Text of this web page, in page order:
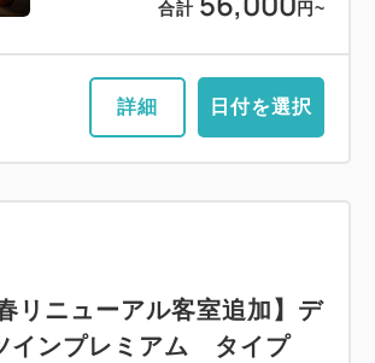
合計 円~
詳細 日付を選択
リニューアル客室追加】デ
インプレミアム タイプ